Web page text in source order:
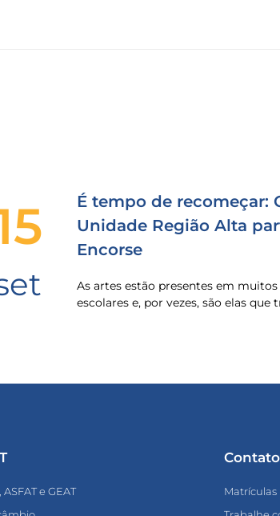
É tempo de recomeçar:
Unidade Região Alta
Encorse
As artes estão presentes em
escolares e, por vezes, são elas que
ASFAT e GEAT
Matrículas